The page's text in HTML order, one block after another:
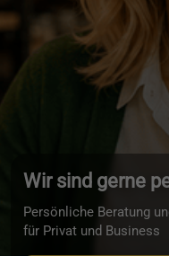
Wir sind gerne
Persönliche Beratung
für Privat und Business